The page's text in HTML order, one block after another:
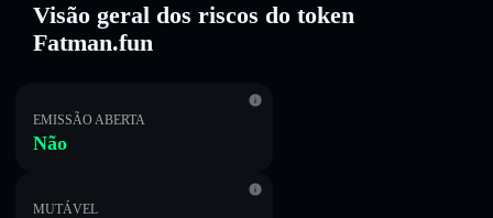
Visão geral dos riscos do token
Fatman.fun
EMISSÃO ABERTA
Não
MUTÁVEL